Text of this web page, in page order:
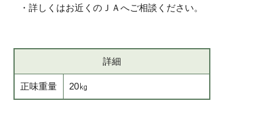
・詳しくはお近くのＪＡへご相談ください。
詳細
正味重量 20㎏